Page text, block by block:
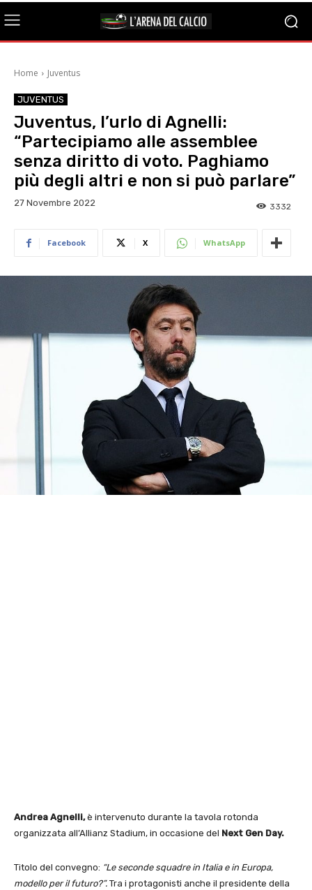
Home Juventus
JUVENTUS
Juventus, l’urlo di Agnelli:
“Partecipiamo alle assemblee
senza diritto di voto. Paghiamo
più degli altri e non si può parlare”
27 Novembre 2022 3332
Facebook X WhatsApp
Andrea Agnelli,è intervenuto durante la tavola rotonda
organizzata all’Allianz Stadium, in occasione del Next Gen Day.
Titolo del convegno: “Le seconde squadre in Italia e in Europa,
modello per il futuro?”. Tra i protagonisti anche il presidente della